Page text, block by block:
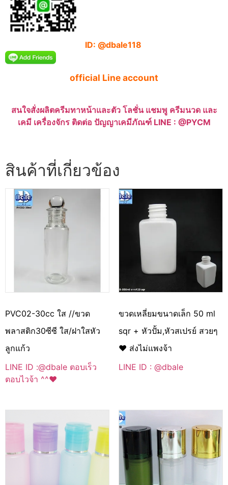
ID: @dbale118
official Line account
สนใจสั่งผลิตครีมทาหน้าและตัว โลชั่น แชมพู ครีมนวด และ
เคมี เครื่องจักร ติดต่อ ปัญญาเคมีภัณฑ์ LINE : @PYCM
สินค้าที่เกี่ยวข้อง
PVC02-30cc ใส //ขวด
พลาสติก30ซีซี ใส/ฝาใสหัว
ลูกแก้ว
LINE ID :@dbale ตอบเร็ว
ตอบไวจ้า ^^♥
ขวดเหลี่ยมขนาดเล็ก 50 ml
sqr + หัวปั้ม,หัวสเปรย์ สวยๆ
♥ ส่งไม่แพงจ้า
LINE ID : @dbale